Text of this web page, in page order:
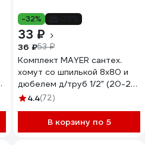
-32%
33 ₽
36 ₽53 ₽
Комплект MAYER сантех.
хомут со шпилькой 8x80 и
дюбелем д/труб 1/2" (20-24
мм), гайка М8 14 0012 1/14
4.4(72)
В корзину по 5